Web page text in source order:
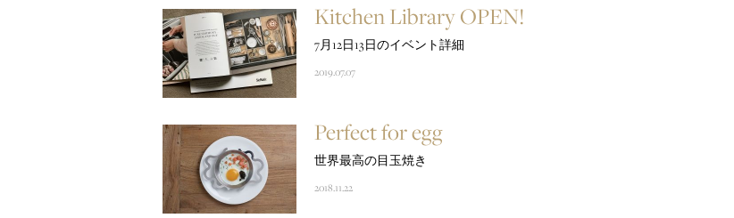
Kitchen Library OPEN!
7月12日13日のイベント詳細
2019.07.07
Perfect for egg
世界最高の目玉焼き
2018.11.22